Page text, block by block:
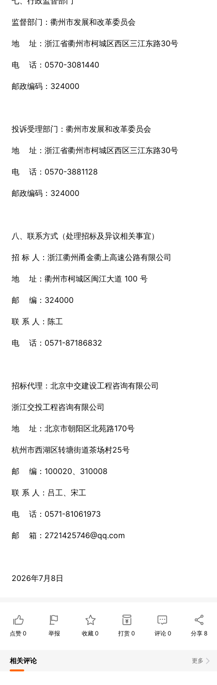
监督部门：衢州市发展和改革委员会
地 址：浙江省衢州市柯城区西区三江东路30号
电 话：0570-3081440
邮政编码：324000
投诉受理部门：衢州市发展和改革委员会
地 址：浙江省衢州市柯城区西区三江东路30号
电 话：0570-3881128
邮政编码：324000
八、联系方式（处理招标及异议相关事宜）
招 标 人：浙江衢州甬金衢上高速公路有限公司
地 址：衢州市柯城区闽江大道 100 号
邮 编：324000
联 系 人：陈工
电 话：0571-87186832
招标代理：北京中交建设工程咨询有限公司
浙江交投工程咨询有限公司
地 址：北京市朝阳区北苑路170号
杭州市西湖区转塘街道茶场村25号
邮 编：100020、310008
联 系 人：吕工、宋工
电 话：0571-81061973
邮 箱：2721425746@qq.com
2026年7月8日
点赞 0 举报 收藏0 打赏 0 评论 0 分享 8
更多
相关评论